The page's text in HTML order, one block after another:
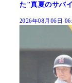
た"真夏のサバ
2026年08月06日